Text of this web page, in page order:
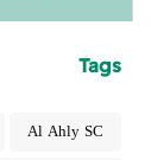
Tags
Al Ahly SC